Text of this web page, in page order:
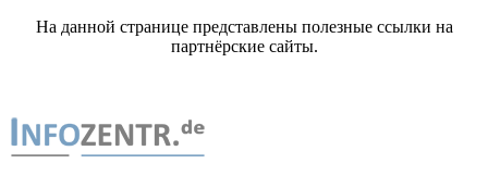
На данной странице представлены полезные ссылки на
партнёрские сайты.